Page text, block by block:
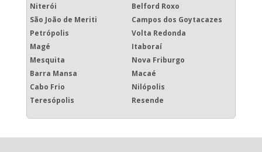
Niterói
Belford Roxo
São João de Meriti
Campos dos Goytacazes
Petrópolis
Volta Redonda
Magé
Itaboraí
Mesquita
Nova Friburgo
Barra Mansa
Macaé
Cabo Frio
Nilópolis
Teresópolis
Resende